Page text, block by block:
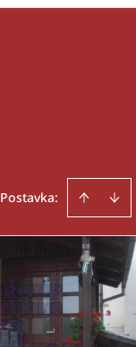
Postavka: